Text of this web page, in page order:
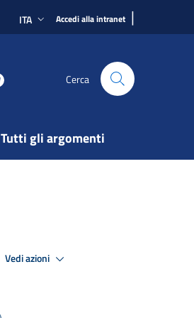
ITA Accedi alla intranet |
Cerca
Tutti gli argomenti
Vedi azioni